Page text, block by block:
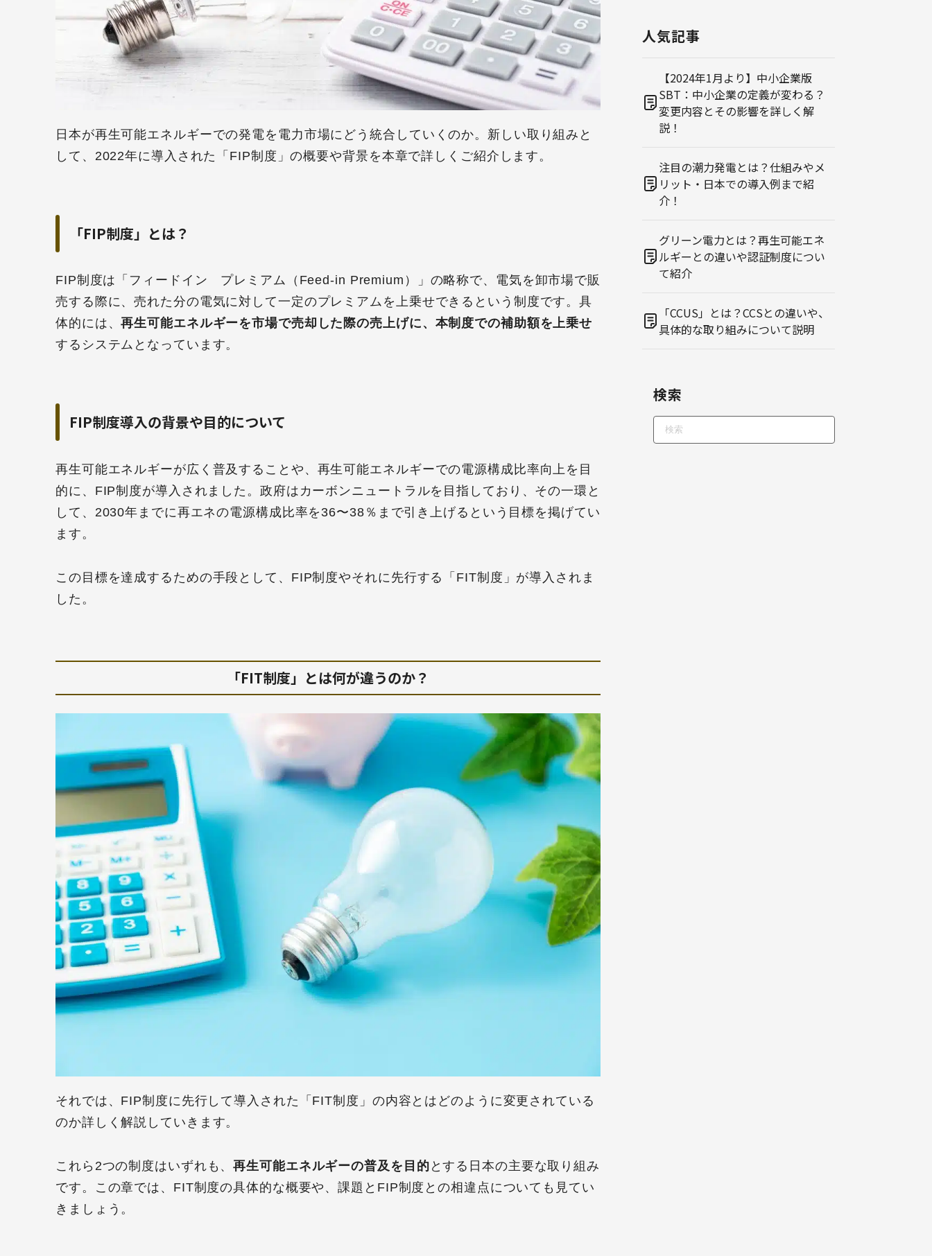
日本が再生可能エネルギーでの発電を電力市場にどう統合していくのか。新しい取り組みと
して、2022年に導入された「FIP制度」の概要や背景を本章で詳しくご紹介します。
「FIP制度」とは？
FIP制度は「フィードイン プレミアム（Feed-in Premium）」の略称で、電気を卸市場で販
売する際に、売れた分の電気に対して一定のプレミアムを上乗せできるという制度です。具
体的には、再生可能エネルギーを市場で売却した際の売上げに、本制度での補助額を上乗せ
するシステムとなっています。
FIP制度導入の背景や目的について
再生可能エネルギーが広く普及することや、再生可能エネルギーでの電源構成比率向上を目
的に、FIP制度が導入されました。政府はカーボンニュートラルを目指しており、その一環と
して、2030年までに再エネの電源構成比率を36〜38％まで引き上げるという目標を掲げてい
ます。
この目標を達成するための手段として、FIP制度やそれに先行する「FIT制度」が導入されま
した。
「FIT制度」とは何が違うのか？
それでは、FIP制度に先行して導入された「FIT制度」の内容とはどのように変更されている
のか詳しく解説していきます。
これら2つの制度はいずれも、再生可能エネルギーの普及を目的 とする日本の主要な取り組み
です。この章では、FIT制度の具体的な概要や、課題とFIP制度との相違点についても見てい
きましょう。
人気記事
【2024年1月より】中小企業版
SBT：中小企業の定義が変わる？
変更内容とその影響を詳しく解
説！
注目の潮力発電とは？仕組みやメ
リット・日本での導入例まで紹
介！
グリーン電力とは？再生可能エネ
ルギーとの違いや認証制度につい
て紹介
「CCUS」とは？CCSとの違いや、
具体的な取り組みについて説明
検索